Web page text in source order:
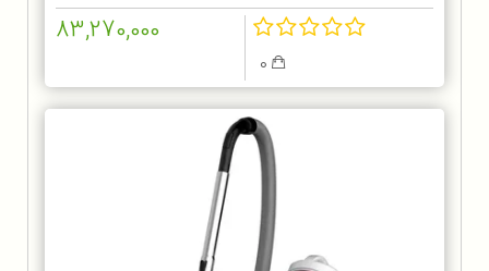
83,270,000